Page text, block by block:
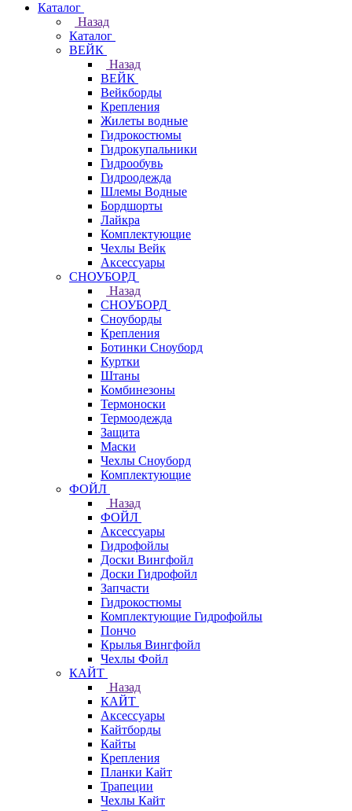
Каталог
Назад
Каталог
ВЕЙК
Назад
ВЕЙК
Вейкборды
Крепления
Жилеты водные
Гидрокостюмы
Гидрокупальники
Гидрообувь
Гидроодежда
Шлемы Водные
Бордшорты
Лайкра
Комплектующие
Чехлы Вейк
Аксессуары
СНОУБОРД
Назад
СНОУБОРД
Сноуборды
Крепления
Ботинки Сноуборд
Куртки
Штаны
Комбинезоны
Термоноски
Термоодежда
Защита
Маски
Чехлы Сноуборд
Комплектующие
ФОЙЛ
Назад
ФОЙЛ
Аксессуары
Гидрофойлы
Доски Вингфойл
Доски Гидрофойл
Запчасти
Гидрокостюмы
Комплектующие Гидрофойлы
Пончо
Крылья Вингфойл
Чехлы Фойл
КАЙТ
Назад
КАЙТ
Аксессуары
Кайтборды
Кайты
Крепления
Планки Кайт
Трапеции
Чехлы Кайт